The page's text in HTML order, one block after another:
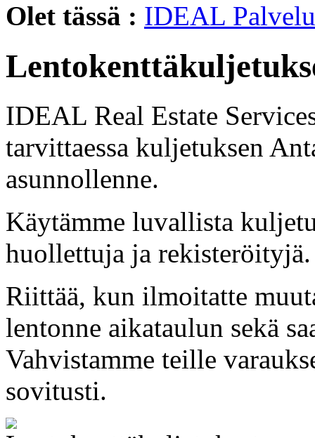
Olet tässä : IDEAL
IDEAL Real Estate
tarvittaessa kuljetuksen
asunnollenne.
Käytämme luvallista
huollettuja ja rekisteröityjä.
Riittää, kun ilmoitatte
lentonne aikataulun sekä
Vahvistamme teille
sovitusti.